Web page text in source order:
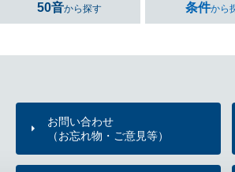
50音から探す 条件から
お問い合わせ
（お忘れ物・ご意見等）